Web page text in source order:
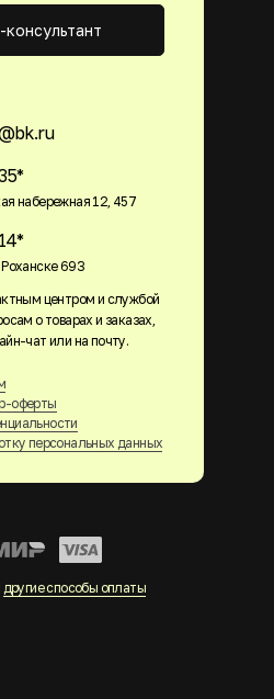
набережная 12, 457
693
оферты
персональных данных
другие способы оплаты
центром и службой
о товарах и заказах,
чат или на почту.